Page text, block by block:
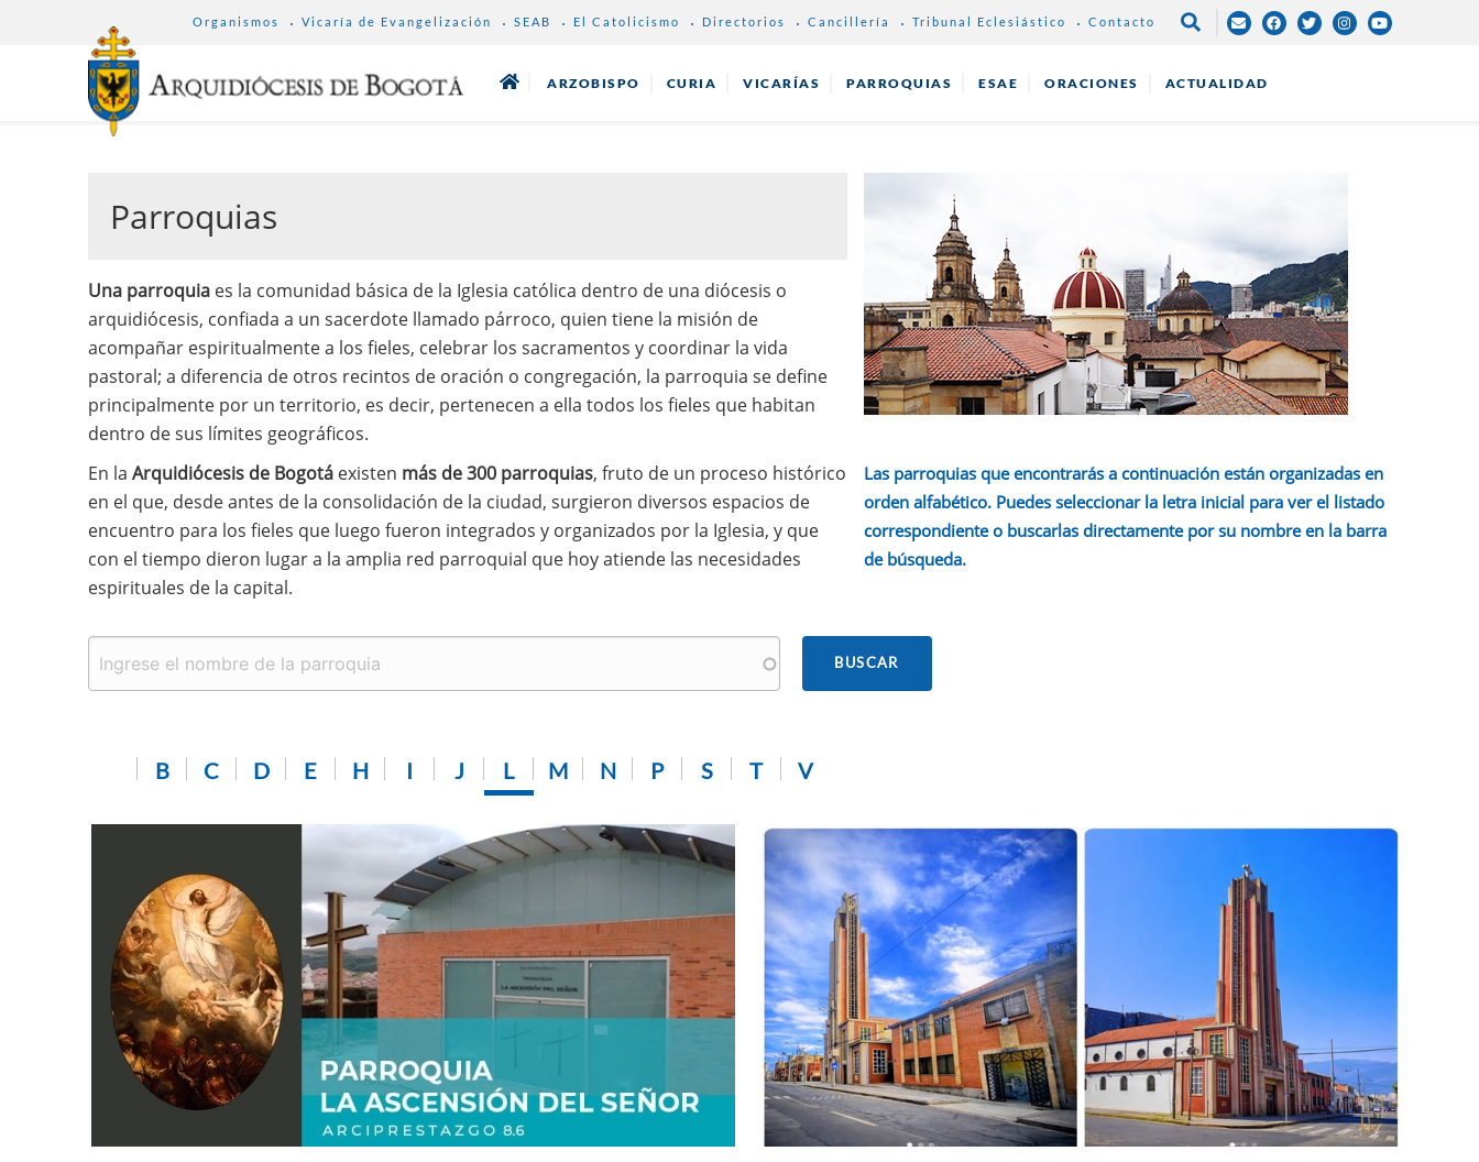
MENU
Organismos Vicaría de Evangelización SEAB El Catolicismo Directorios Cancillería Tribunal Eclesiástico Contacto
ARZOBISPO CURIA VICARÍAS PARROQUIAS ESAE ORACIONES ACTUALIDAD
Parroquias
Una parroquia es la comunidad básica de la Iglesia católica dentro de una diócesis o
arquidiócesis, confiada a un sacerdote llamado párroco, quien tiene la misión de
acompañar espiritualmente a los fieles, celebrar los sacramentos y coordinar la vida
pastoral; a diferencia de otros recintos de oración o congregación, la parroquia se define
principalmente por un territorio, es decir, pertenecen a ella todos los fieles que habitan
dentro de sus límites geográficos.
En la Arquidiócesis de Bogotáexisten más de 300 parroquias, fruto de un proceso histórico
en el que, desde antes de la consolidación de la ciudad, surgieron diversos espacios de
encuentro para los fieles que luego fueron integrados y organizados por la Iglesia, y que
con el tiempo dieron lugar a la amplia red parroquial que hoy atiende las necesidades
espirituales de la capital.
Las parroquias que encontrarás a continuación están organizadas en
orden alfabético. Puedes seleccionar la letra inicial para ver el listado
correspondiente o buscarlas directamente por su nombre en la barra
de búsqueda.
B C D E H I J L M N P S T V